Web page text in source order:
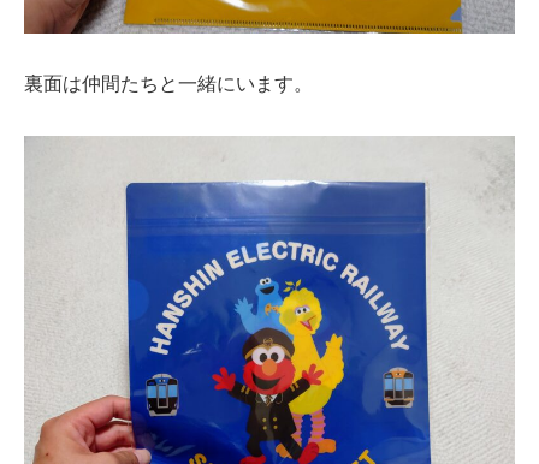
裏面は仲間たちと一緒にいます。